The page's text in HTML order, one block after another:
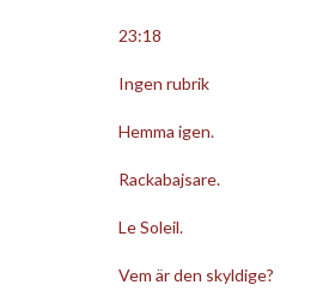
23:18
Ingen rubrik
Hemma igen.
Rackabajsare.
Le Soleil.
Vem är den skyldige?